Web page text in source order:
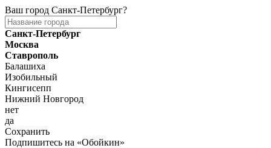
Ваш город Санкт-Петербург?
Санкт-Петербург
Москва
Ставрополь
Балашиха
Изобильный
Кингисепп
Нижний Новгород
нет
да
Сохранить
Подпишитесь на «Обойкин»